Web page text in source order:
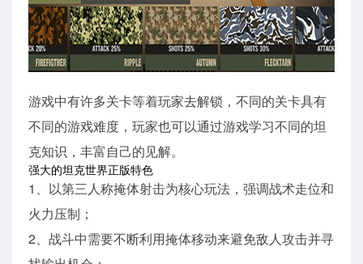
游戏中有许多关卡等着玩家去解锁，不同的关卡具有
不同的游戏难度，玩家也可以通过游戏学习不同的坦
克知识，丰富自己的见解。
强大的坦克世界正版特色
1、以第三人称掩体射击为核心玩法，强调战术走位和
火力压制；
2、战斗中需要不断利用掩体移动来避免敌人攻击并寻